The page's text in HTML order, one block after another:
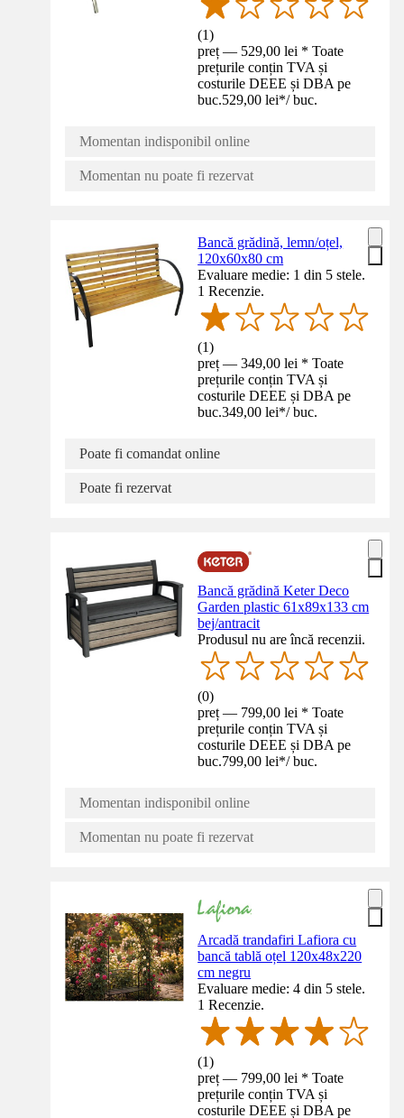
(1)
preț — 529,00 lei * Toate
prețurile conțin TVA și
costurile DEEE și DBA pe
buc.529,00 lei*/ buc.
Momentan indisponibil online
Momentan nu poate fi rezervat
Bancă grădină, lemn/oțel,
120x60x80 cm
Evaluare medie: 1 din 5 stele.
1 Recenzie.
(1)
preț — 349,00 lei * Toate
prețurile conțin TVA și
costurile DEEE și DBA pe
buc.349,00 lei*/ buc.
Poate fi comandat online
Poate fi rezervat
Bancă grădină Keter Deco
Garden plastic 61x89x133 cm
bej/antracit
Produsul nu are încă recenzii.
(0)
preț — 799,00 lei * Toate
prețurile conțin TVA și
costurile DEEE și DBA pe
buc.799,00 lei*/ buc.
Momentan indisponibil online
Momentan nu poate fi rezervat
Arcadă trandafiri Lafiora cu
bancă tablă oțel 120x48x220
cm negru
Evaluare medie: 4 din 5 stele.
1 Recenzie.
(1)
preț — 799,00 lei * Toate
prețurile conțin TVA și
costurile DEEE și DBA pe